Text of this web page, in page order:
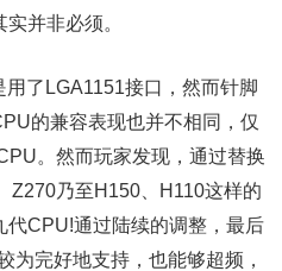
并非必须。
了LGA1151接口，然而针脚
的兼容表现也并不相同，仅
。然而玩家发现，通过替换
Z270乃至H150、H110这样的
CPU!通过陆续的调整，最后
为完好地支持，也能够超频，